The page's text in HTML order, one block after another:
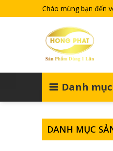
Chào mừng bạn đến
Danh
DANH MỤC